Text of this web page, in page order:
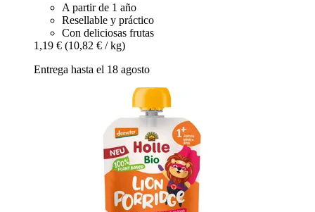
A partir de 1 año
Resellable y práctico
Con deliciosas frutas
1,19 € (10,82 € / kg)
Entrega hasta el 18 agosto